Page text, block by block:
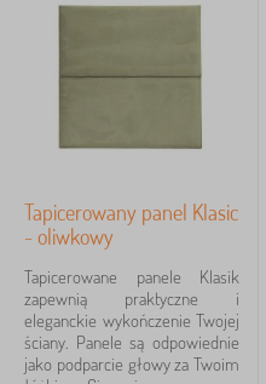
niebieskie
7
sosna
17
dąb
2
Tapicerowany panel Klasic
- oliwkowy
Tapicerowane panele Klasik
zapewnią praktyczne i
eleganckie wykończenie Twojej
ściany. Panele są odpowiednie
jako podparcie głowy za Twoim